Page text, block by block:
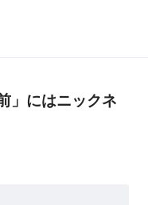
」にはニックネ